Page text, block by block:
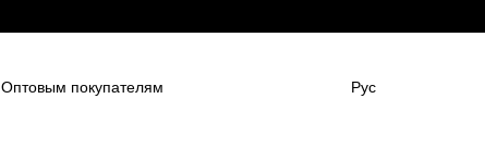
Оптовым покупателям
Рус